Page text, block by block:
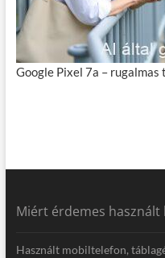
Google Pixel 7a – rugalmas
Miért érdemes használt
Használt mobiltelefon,